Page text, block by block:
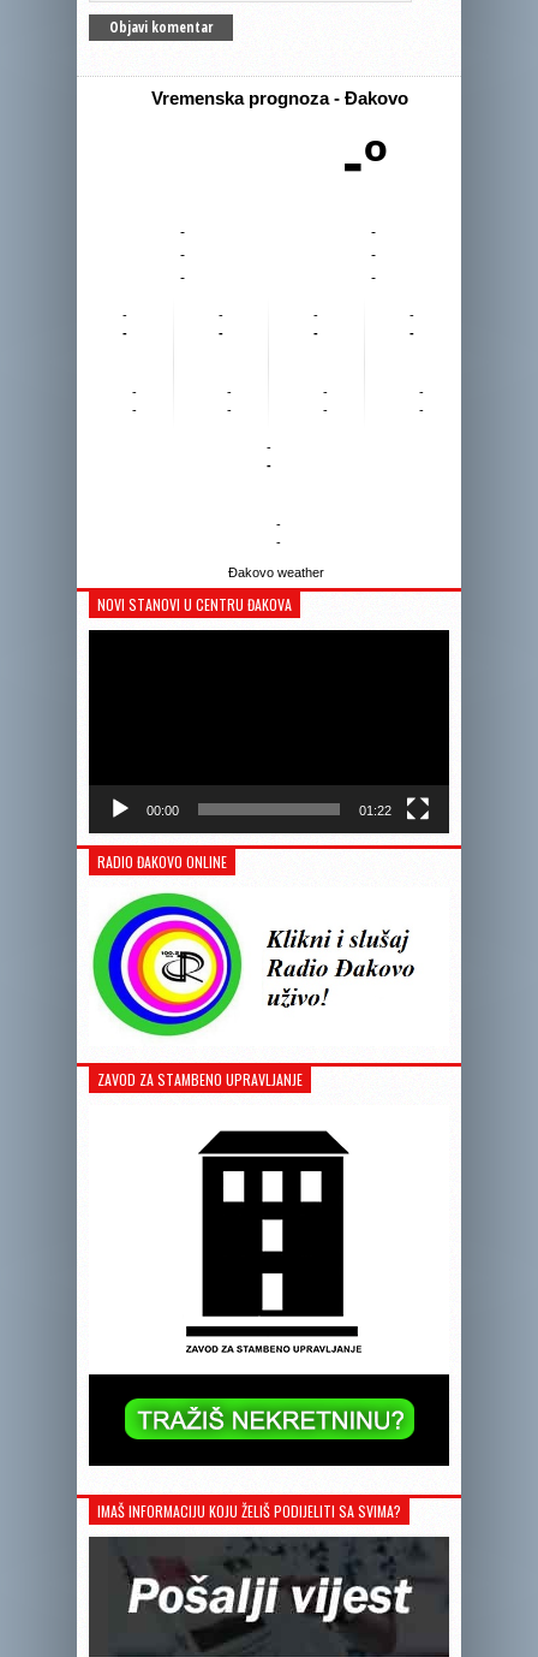
Vremenska prognoza - Đakovo
-º
-
-
-
-
-
-
-
-
-
-
-
-
-
-
-
-
-
-
-
-
-
-
-
-
-
-
Đakovo weather
NOVI STANOVI U CENTRU ĐAKOVA
00:00 01:22
RADIO ĐAKOVO ONLINE
ZAVOD ZA STAMBENO UPRAVLJANJE
IMAŠ INFORMACIJU KOJU ŽELIŠ PODIJELITI SA SVIMA?